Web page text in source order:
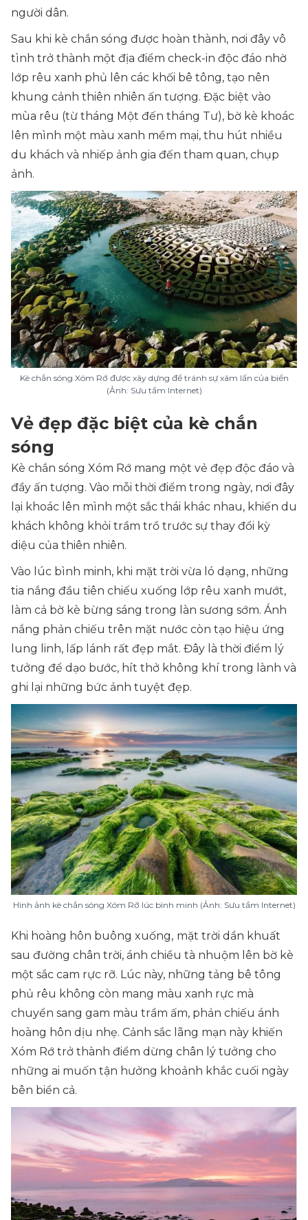
người dân.
Sau khi kè chắn sóng được hoàn thành, nơi đây vô
tình trở thành một địa điểm check-in độc đáo nhờ
lớp rêu xanh phủ lên các khối bê tông, tạo nên
khung cảnh thiên nhiên ấn tượng. Đặc biệt vào
mùa rêu (từ tháng Một đến tháng Tư), bờ kè khoác
lên mình một màu xanh mềm mại, thu hút nhiều
du khách và nhiếp ảnh gia đến tham quan, chụp
ảnh.
Kè chắn sóng Xóm Rớ được xây dựng để tránh sự xâm lấn của biển
(Ảnh: Sưu tầm Internet)
Vẻ đẹp đặc biệt của kè chắn
sóng
Kè chắn sóng Xóm Rớ mang một vẻ đẹp độc đáo và
đầy ấn tượng. Vào mỗi thời điểm trong ngày, nơi đây
lại khoác lên mình một sắc thái khác nhau, khiến du
khách không khỏi trầm trồ trước sự thay đổi kỳ
diệu của thiên nhiên.
Vào lúc bình minh, khi mặt trời vừa ló dạng, những
tia nắng đầu tiên chiếu xuống lớp rêu xanh mướt,
làm cả bờ kè bừng sáng trong làn sương sớm. Ánh
nắng phản chiếu trên mặt nước còn tạo hiệu ứng
lung linh, lấp lánh rất đẹp mắt. Đây là thời điểm lý
tưởng để dạo bước, hít thở không khí trong lành và
ghi lại những bức ảnh tuyệt đẹp.
Hình ảnh kè chắn sóng Xóm Rớ lúc bình minh (Ảnh: Sưu tầm Internet)
Khi hoàng hôn buông xuống, mặt trời dần khuất
sau đường chân trời, ánh chiều tà nhuộm lên bờ kè
một sắc cam rực rỡ. Lúc này, những tảng bê tông
phủ rêu không còn mang màu xanh rực mà
chuyển sang gam màu trầm ấm, phản chiếu ánh
hoàng hôn dịu nhẹ. Cảnh sắc lãng mạn này khiến
Xóm Rớ trở thành điểm dừng chân lý tưởng cho
những ai muốn tận hưởng khoảnh khắc cuối ngày
bên biển cả.